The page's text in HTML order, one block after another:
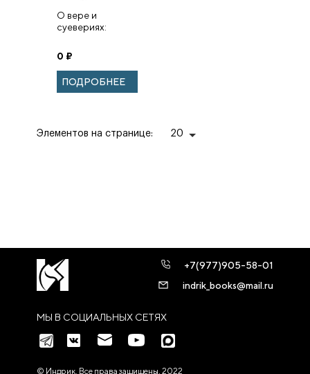
О вере и
суевериях:
честь Е.Б.
Смилянской
0 ₽
ПОДРОБНЕЕ
Элементов на странице: 20
МЫ В СОЦИАЛЬНЫХ СЕТЯХ
+7(977)905-58-01
indrik_books@mail.ru
© Индрик. Все права защищены, 2022